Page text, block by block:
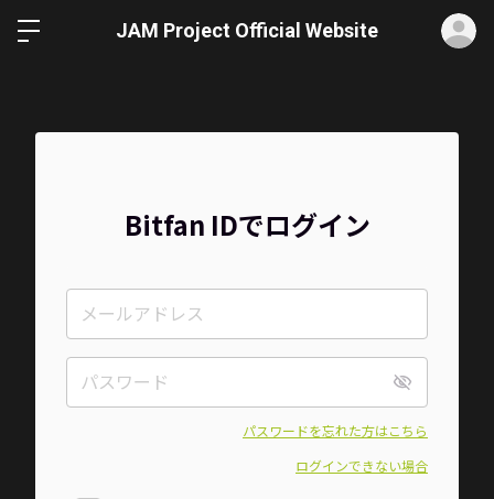
JAM Project Official Website
Bitfan IDでログイン
パスワードを忘れた方はこちら
ログインできない場合